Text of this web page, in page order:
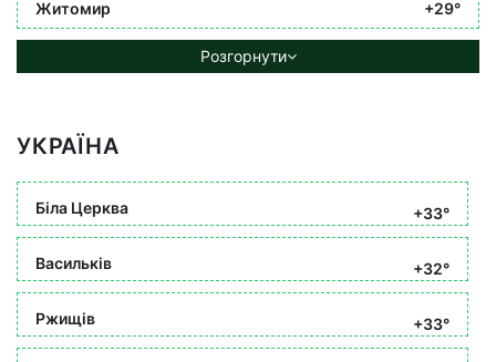
Житомир +29°
Розгорнути
УКРАЇНА
Біла Церква +33°
Васильків +32°
Ржищів +33°